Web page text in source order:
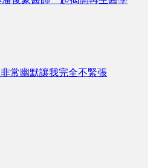
常幽默讓我完全不緊張